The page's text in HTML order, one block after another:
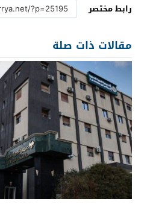
رابط مختصر
مقالات ذات صلة